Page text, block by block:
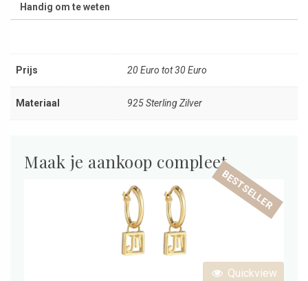
Handig om te weten
Prijs 20 Euro tot 30 Euro
Materiaal 925 Sterling Zilver
Maak je aankoop compleet
Quickview
BESTSELLER